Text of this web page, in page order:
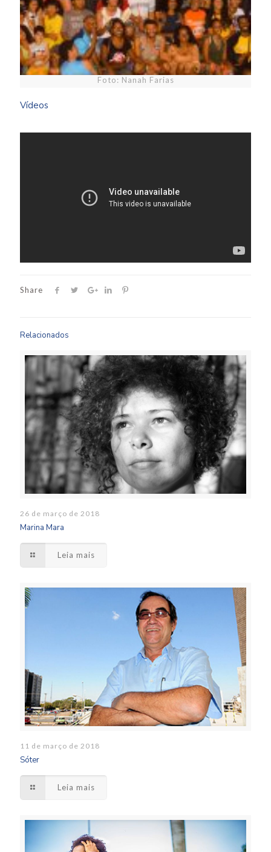
Foto: Nanah Farias
Vídeos
Share
Relacionados
26 de março de 2018
Marina Mara
Leia mais
11 de março de 2018
Sóter
Leia mais